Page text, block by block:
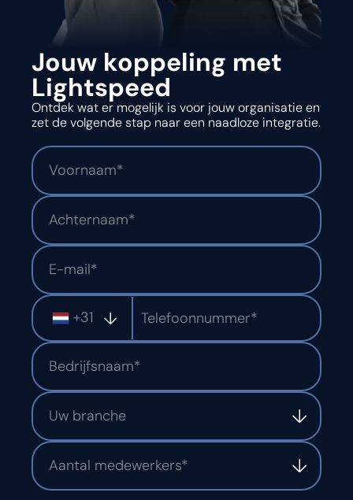
Jouw koppeling met
Lightspeed
Ontdek wat er mogelijk is voor jouw organisatie en
zet de volgende stap naar een naadloze integratie.
+31
Uw branche
Aantal medewerkers*